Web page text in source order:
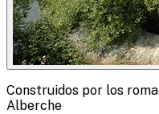
Construidos por los
Alberche